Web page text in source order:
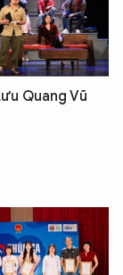
Quang Vũ